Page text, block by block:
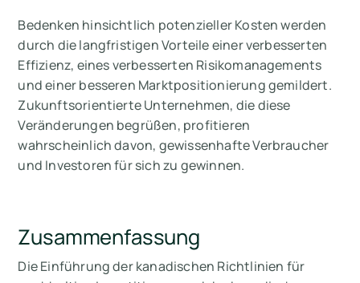
Bedenken hinsichtlich potenzieller Kosten werden
durch die langfristigen Vorteile einer verbesserten
Effizienz, eines verbesserten Risikomanagements
und einer besseren Marktpositionierung gemildert.
Zukunftsorientierte Unternehmen, die diese
Veränderungen begrüßen, profitieren
wahrscheinlich davon, gewissenhafte Verbraucher
und Investoren für sich zu gewinnen.
Zusammenfassung
Die Einführung der kanadischen Richtlinien für